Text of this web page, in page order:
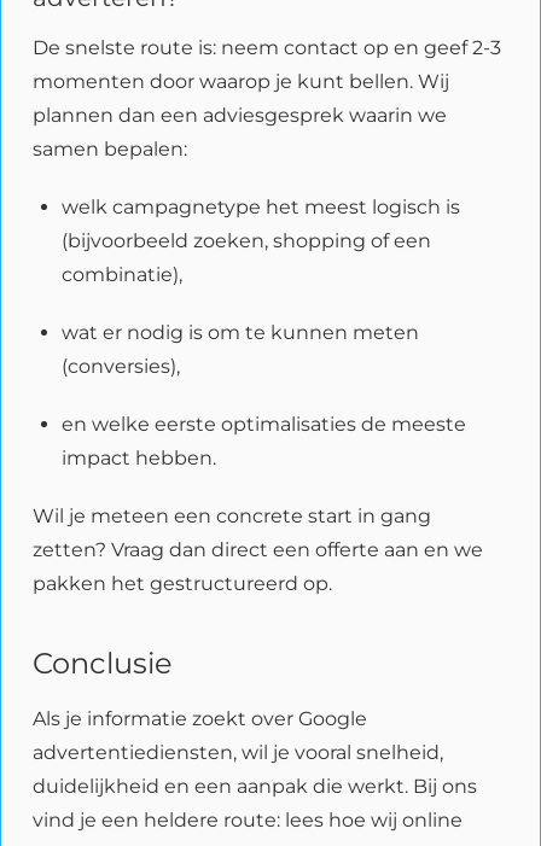
De snelste route is: neem contact op en geef 2-3
momenten door waarop je kunt bellen. Wij
plannen dan een adviesgesprek waarin we
samen bepalen:
welk campagnetype het meest logisch is
(bijvoorbeeld zoeken, shopping of een
combinatie),
wat er nodig is om te kunnen meten
(conversies),
en welke eerste optimalisaties de meeste
impact hebben.
Wil je meteen een concrete start in gang
zetten? Vraag dan direct een offerte aan en we
pakken het gestructureerd op.
Conclusie
Als je informatie zoekt over Google
advertentiediensten, wil je vooral snelheid,
duidelijkheid en een aanpak die werkt. Bij ons
vind je een heldere route: lees hoe wij online